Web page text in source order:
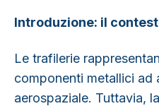
Introduzione: il
Le trafilerie
componenti metallici ad
aerospaziale. Tuttavia,